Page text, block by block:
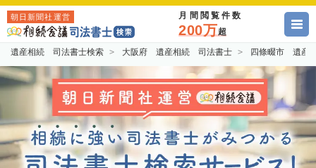
朝日新聞社運営 月間閲覧件数
200万超
遺産相続 司法書士検索 大阪府 遺産相続 司法書士 四條畷市 遺産